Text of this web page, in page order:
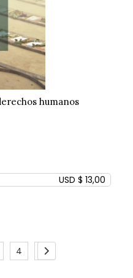
humanos
USD $ 13,00
Page
4
Page
5
Page
Siguiente